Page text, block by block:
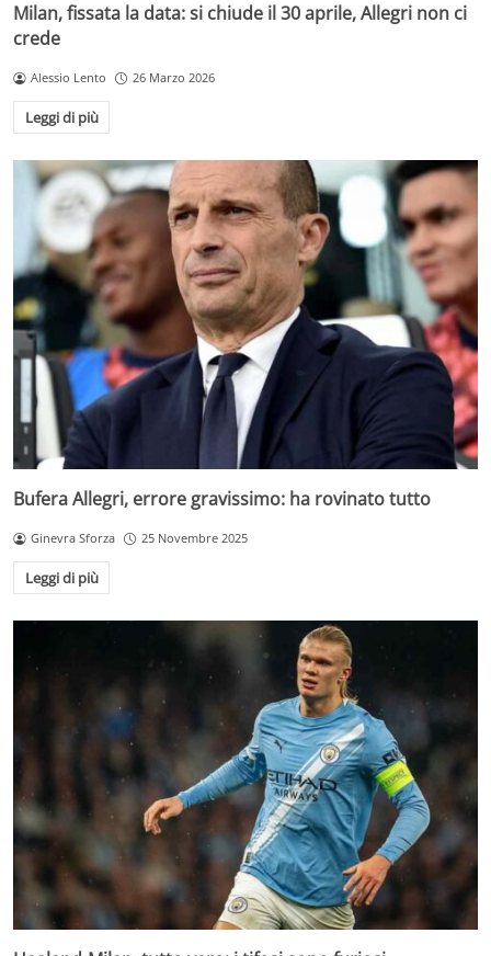
Milan, fissata la data: si chiude il 30 aprile, Allegri non ci
crede
Alessio Lento 26 Marzo 2026
Leggi di più
Bufera Allegri, errore gravissimo: ha rovinato tutto
Ginevra Sforza 25 Novembre 2025
Leggi di più